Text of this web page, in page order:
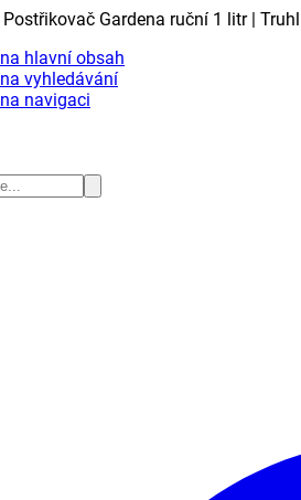
Gardena ruční 1 litr |
hlavní obsah
vyhledávání
navigaci